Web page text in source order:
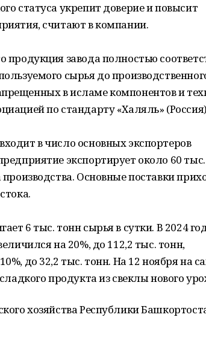
статуса укрепит доверие и повысит
считают в компании.
завода полностью
сырья до
в исламе компонентов и
по стандарту «Халяль»
в число основных экспортеров
экспортирует около 60
Основные поставки
6 тыс. тонн сырья в сутки. В 2024
на 20%, до 112,2 тыс. тонн,
до 32,2 тыс. тонн. На 12 ноября на
продукта из свеклы нового
хозяйства Республики